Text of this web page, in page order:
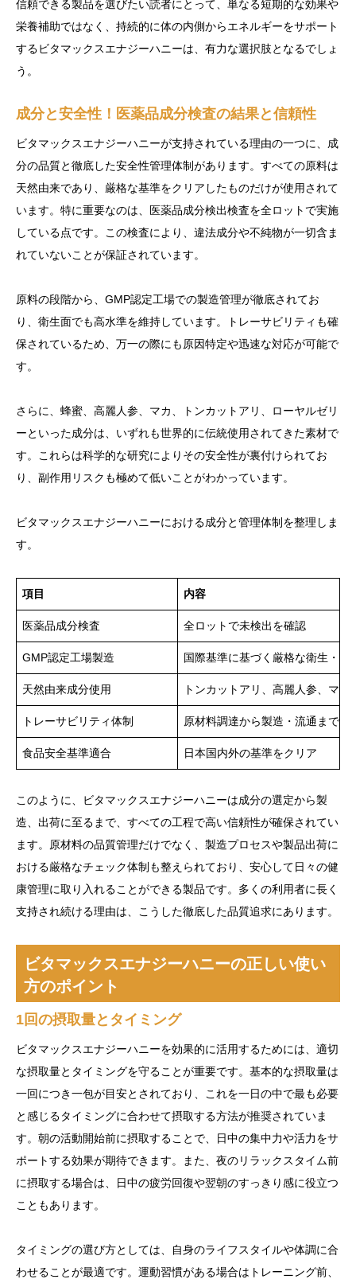
信頼できる製品を選びたい読者にとって、単なる短期的な効果や
栄養補助ではなく、持続的に体の内側からエネルギーをサポート
するビタマックスエナジーハニーは、有力な選択肢となるでしょ
う。
成分と安全性！医薬品成分検査の結果と信頼性
ビタマックスエナジーハニーが支持されている理由の一つに、成
分の品質と徹底した安全性管理体制があります。すべての原料は
天然由来であり、厳格な基準をクリアしたものだけが使用されて
います。特に重要なのは、医薬品成分検出検査を全ロットで実施
している点です。この検査により、違法成分や不純物が一切含ま
れていないことが保証されています。
原料の段階から、GMP認定工場での製造管理が徹底されてお
り、衛生面でも高水準を維持しています。トレーサビリティも確
保されているため、万一の際にも原因特定や迅速な対応が可能で
す。
さらに、蜂蜜、高麗人参、マカ、トンカットアリ、ローヤルゼリ
ーといった成分は、いずれも世界的に伝統使用されてきた素材で
す。これらは科学的な研究によりその安全性が裏付けられてお
り、副作用リスクも極めて低いことがわかっています。
ビタマックスエナジーハニーにおける成分と管理体制を整理しま
す。
項目 内容
医薬品成分検査 全ロットで未検出を確認
GMP認定工場製造 国際基準に基づく厳格な衛生・品
天然由来成分使用 トンカットアリ、高麗人参、マ
トレーサビリティ体制 原材料調達から製造・流通まで一
食品安全基準適合 日本国内外の基準をクリア
このように、ビタマックスエナジーハニーは成分の選定から製
造、出荷に至るまで、すべての工程で高い信頼性が確保されてい
ます。原材料の品質管理だけでなく、製造プロセスや製品出荷に
おける厳格なチェック体制も整えられており、安心して日々の健
康管理に取り入れることができる製品です。多くの利用者に長く
支持され続ける理由は、こうした徹底した品質追求にあります。
ビタマックスエナジーハニーの正しい使い
方のポイント
1回の摂取量とタイミング
ビタマックスエナジーハニーを効果的に活用するためには、適切
な摂取量とタイミングを守ることが重要です。基本的な摂取量は
一回につき一包が目安とされており、これを一日の中で最も必要
と感じるタイミングに合わせて摂取する方法が推奨されていま
す。朝の活動開始前に摂取することで、日中の集中力や活力をサ
ポートする効果が期待できます。また、夜のリラックスタイム前
に摂取する場合は、日中の疲労回復や翌朝のすっきり感に役立つ
こともあります。
タイミングの選び方としては、自身のライフスタイルや体調に合
わせることが最適です。運動習慣がある場合はトレーニング前、